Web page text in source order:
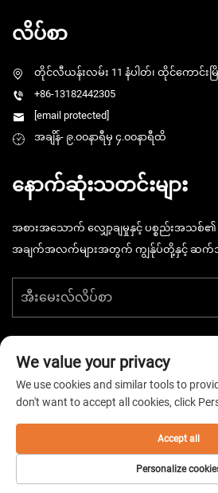
လိပ်စာ
တိုင်လီယန်းလမ်း 11 နံပါတ်၊ ထိုင်ကောင်းမ
+86-13182442305
[email protected]
အချိန်- ၉.၀၀နာရီမှ ၄.၀၀နာရီထိ
နောက်ဆုံးသတင်းများ
အစားအသောက် လျှော့ချမှုနှင့် ပစ္စည်းအသစ်၏
အချက်အလက်များအတွက် ကျွန်ုပ်တို့နှင့် ဆ
ကူးယပ်စီး ၂၀၂၆ တရုတ် တိုင်းဇော် ဟား
မူဝါဒ
We value your privacy
We use cookies and similar tools to
don't want to accept all cookies, click
Personalize
Accept all